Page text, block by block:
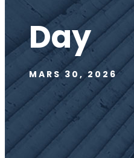
Day
MARS 30, 2026